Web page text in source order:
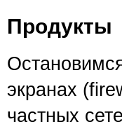
Продукты
экранах
частных